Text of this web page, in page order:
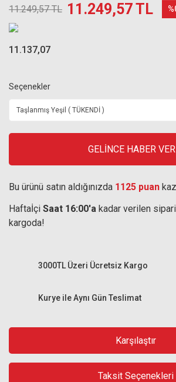
11.249,57 TL 11.249,57 TL
11.137,07
Seçenekler
GELİNCE HABER VER
Bu ürünü satın aldığınızda 1125 puan
Haftaİçi Saat 16:00'a kadar verilen
kargoda!
Kurye ile Aynı Gün Teslimat
3000TL Üzeri Ücretsiz Kargo
Karşılaştır
Taksit Seçenekleri